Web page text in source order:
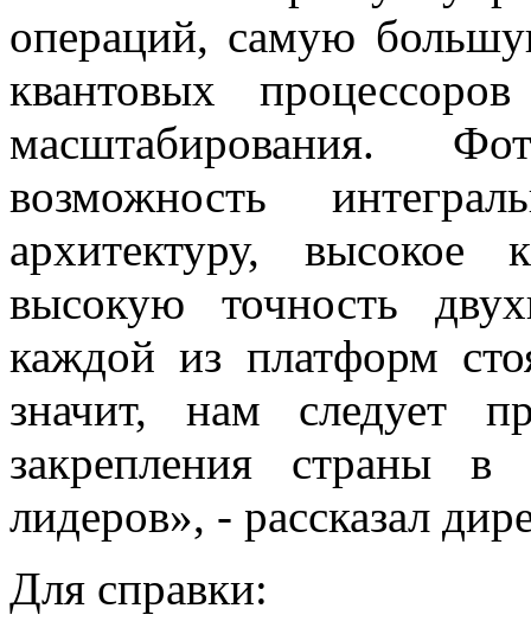
операций, самую
квантовых
масштабирования.
возможность
архитектуру,
высокую точность
каждой из платформ
значит, нам следует
закрепления страны в
лидеров», - рассказал
Для справки: